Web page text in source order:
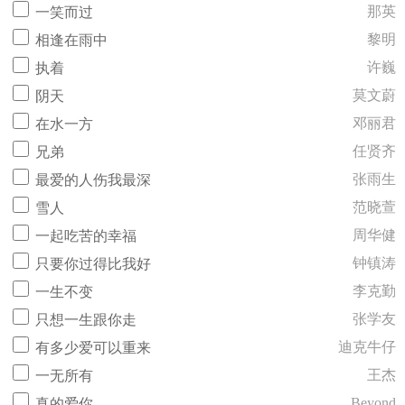
一笑而过
那英
相逢在雨中
黎明
执着
许巍
阴天
莫文蔚
在水一方
邓丽君
兄弟
任贤齐
最爱的人伤我最深
张雨生
雪人
范晓萱
一起吃苦的幸福
周华健
只要你过得比我好
钟镇涛
一生不变
李克勤
只想一生跟你走
张学友
有多少爱可以重来
迪克牛仔
一无所有
王杰